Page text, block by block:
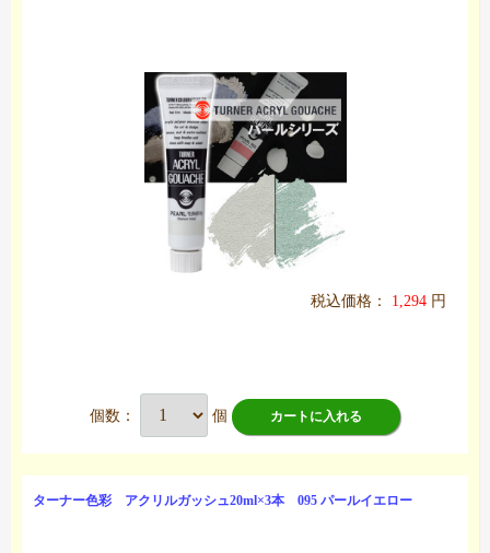
税込価格： 1,294 円
個数： 個 カートに入れる
ターナー色彩 アクリルガッシュ20ml×3本 095 パールイエロー